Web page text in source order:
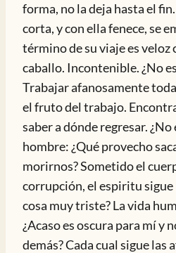
forma, no la deja hasta el
corta, y con ella fenece, se
término de su viaje es veloz
caballo. Incontenible. ¿No
Trabajar afanosamente
el fruto del trabajo.
saber a dónde regresar.
hombre: ¿Qué provecho
morirnos? Sometido el
corrupción, el espiritu sigue
cosa muy triste? La vida
¿Acaso es oscura para mí y
demás? Cada cual sigue las